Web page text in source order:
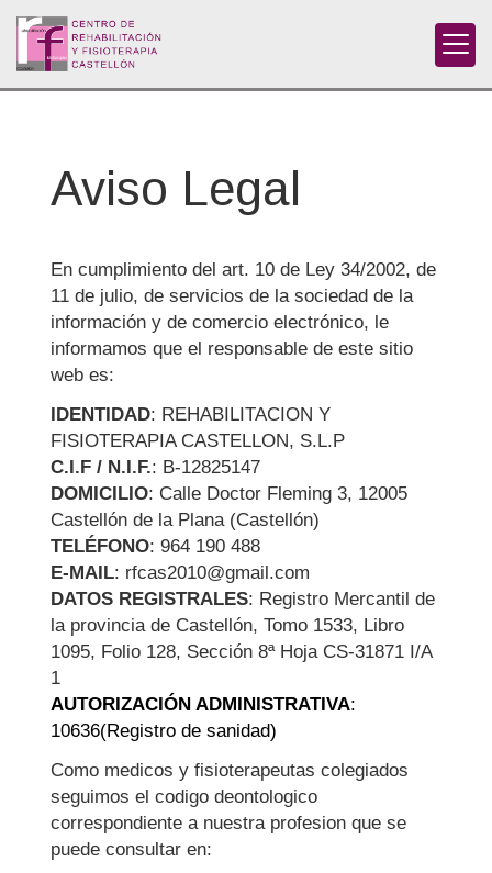
Aviso Legal
En cumplimiento del art. 10 de Ley 34/2002, de
11 de julio, de servicios de la sociedad de la
información y de comercio electrónico, le
informamos que el responsable de este sitio
web es:
IDENTIDAD: REHABILITACION Y
FISIOTERAPIA CASTELLON, S.L.P
C.I.F / N.I.F.: B-12825147
DOMICILIO: Calle Doctor Fleming 3, 12005
Castellón de la Plana (Castellón)
TELÉFONO: 964 190 488
E-MAIL: rfcas2010@gmail.com
DATOS REGISTRALES: Registro Mercantil de
la provincia de Castellón, Tomo 1533, Libro
1095, Folio 128, Sección 8ª Hoja CS-31871 I/A
1
AUTORIZACIÓN ADMINISTRATIVA:
10636(Registro de sanidad)
Como medicos y fisioterapeutas colegiados
seguimos el codigo deontologico
correspondiente a nuestra profesion que se
puede consultar en: